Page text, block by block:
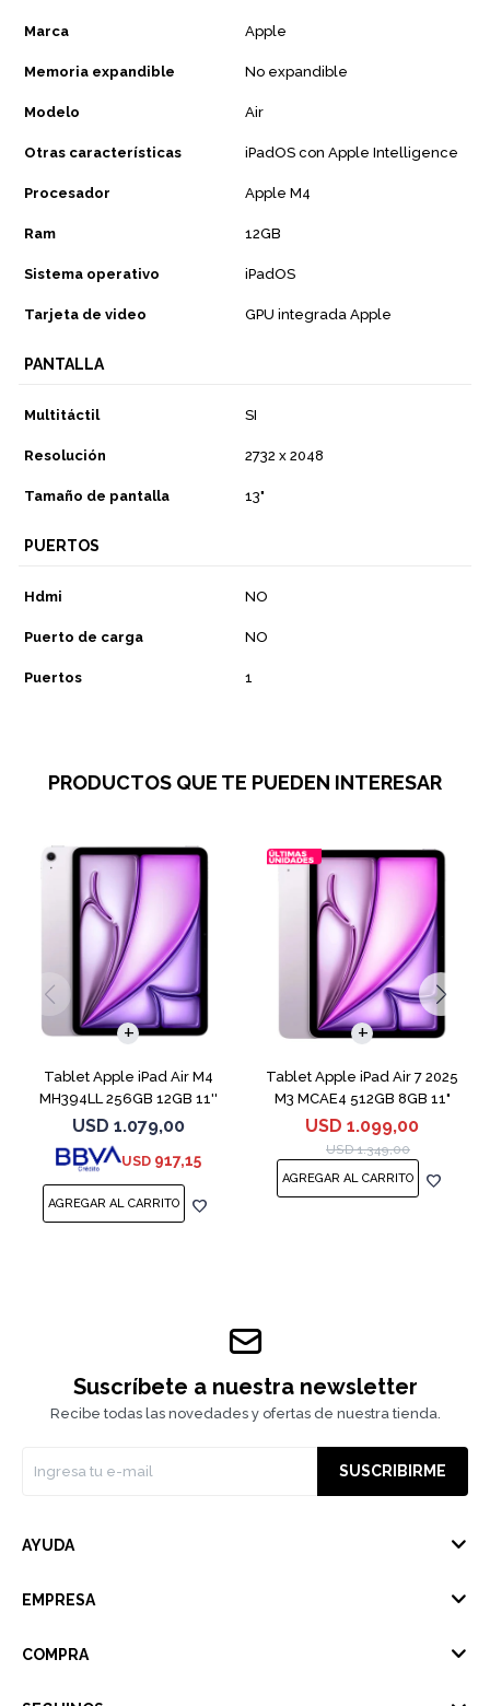
Marca Apple
Memoria expandible No expandible
Modelo Air
Otras características iPadOS con Apple Intelligence
Procesador Apple M4
Ram 12GB
Sistema operativo iPadOS
Tarjeta de video GPU integrada Apple
PANTALLA
Multitáctil SI
Resolución 2732 x 2048
Tamaño de pantalla 13"
PUERTOS
Hdmi NO
Puerto de carga NO
Puertos 1
PRODUCTOS QUE TE PUEDEN INTERESAR
Tablet Apple iPad Air M4
MH394LL 256GB 12GB 11''
Purple
USD 1.079,00
USD 917,15
Tablet Apple iPad Air 7 2025
M3 MCAE4 512GB 8GB 11"
Purple
USD 1.099,00
USD 1.349,00
Suscríbete a nuestra newsletter
Recibe todas las novedades y ofertas de nuestra tienda.
SUSCRIBIRME
AYUDA
EMPRESA
COMPRA